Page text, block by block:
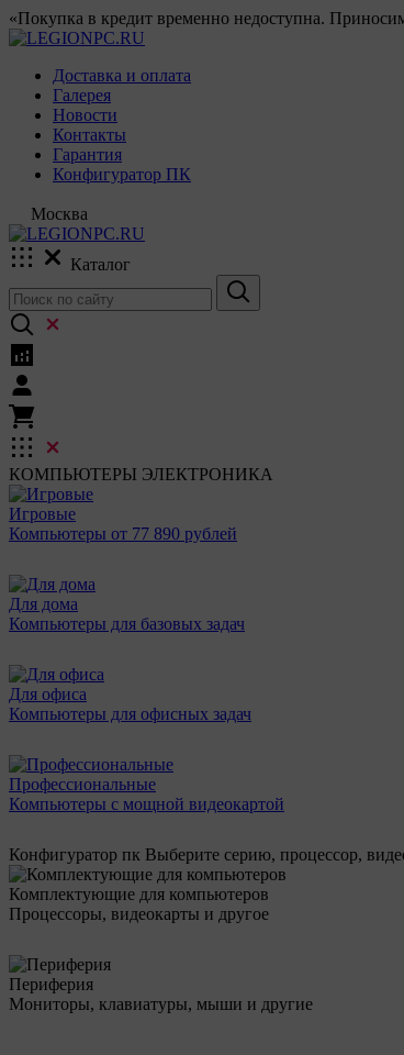
«Покупка в кредит временно недоступна.
Доставка и оплата
Галерея
Новости
Контакты
Гарантия
Конфигуратор ПК
Москва
Каталог
КОМПЬЮТЕРЫ ЭЛЕКТРОНИКА
Игровые
Компьютеры от 77 890 рублей
Для дома
Компьютеры для базовых задач
Для офиса
Компьютеры для офисных задач
Профессиональные
Компьютеры с мощной видеокартой
Конфигуратор пк Выберите серию, процессор,
Комплектующие для компьютеров
Процессоры, видеокарты и другое
Периферия
Мониторы, клавиатуры, мыши и другие